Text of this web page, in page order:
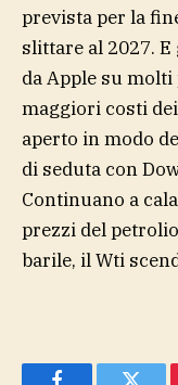
prevista per la
slittare al 2027.
da Apple su
maggiori costi
aperto in modo
di seduta con
Continuano a
prezzi del
barile, il Wti